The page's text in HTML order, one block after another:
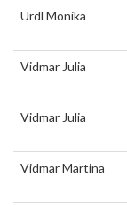
Urdl Monika
Vidmar Julia
Vidmar Julia
Vidmar Martina